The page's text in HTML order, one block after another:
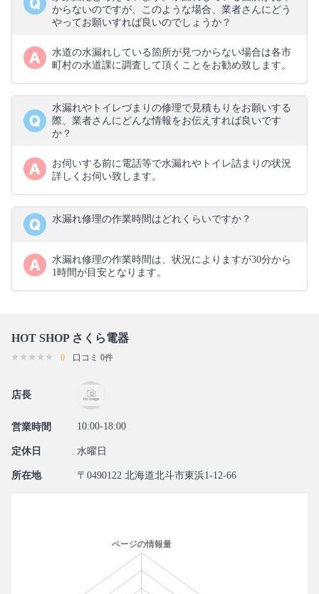
からないのですが、このような場合、業者さんにどう
やってお願いすれば良いのでしょうか？
水道の水漏れしている箇所が見つからない場合は各市
町村の水道課に調査して頂くことをお勧め致します。
水漏れやトイレづまりの修理で見積もりをお願いする
際、業者さんにどんな情報をお伝えすれば良いです
か？
お伺いする前に電話等で水漏れやトイレ詰まりの状況
詳しくお伺い致します。
水漏れ修理の作業時間はどれくらいですか？
水漏れ修理の作業時間は、状況によりますが30分から
1時間が目安となります。
HOT SHOP さくら電器
0 口コミ 0件
店長
営業時間 10:00-18:00
定休日 水曜日
所在地 〒0490122 北海道北斗市東浜1-12-66